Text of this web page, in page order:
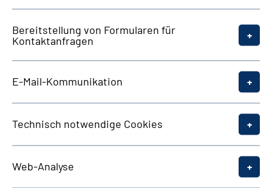
Bereitstellung von Formularen für
Kontaktanfragen
E-Mail-Kommunikation
Technisch notwendige Cookies
Web-Analyse